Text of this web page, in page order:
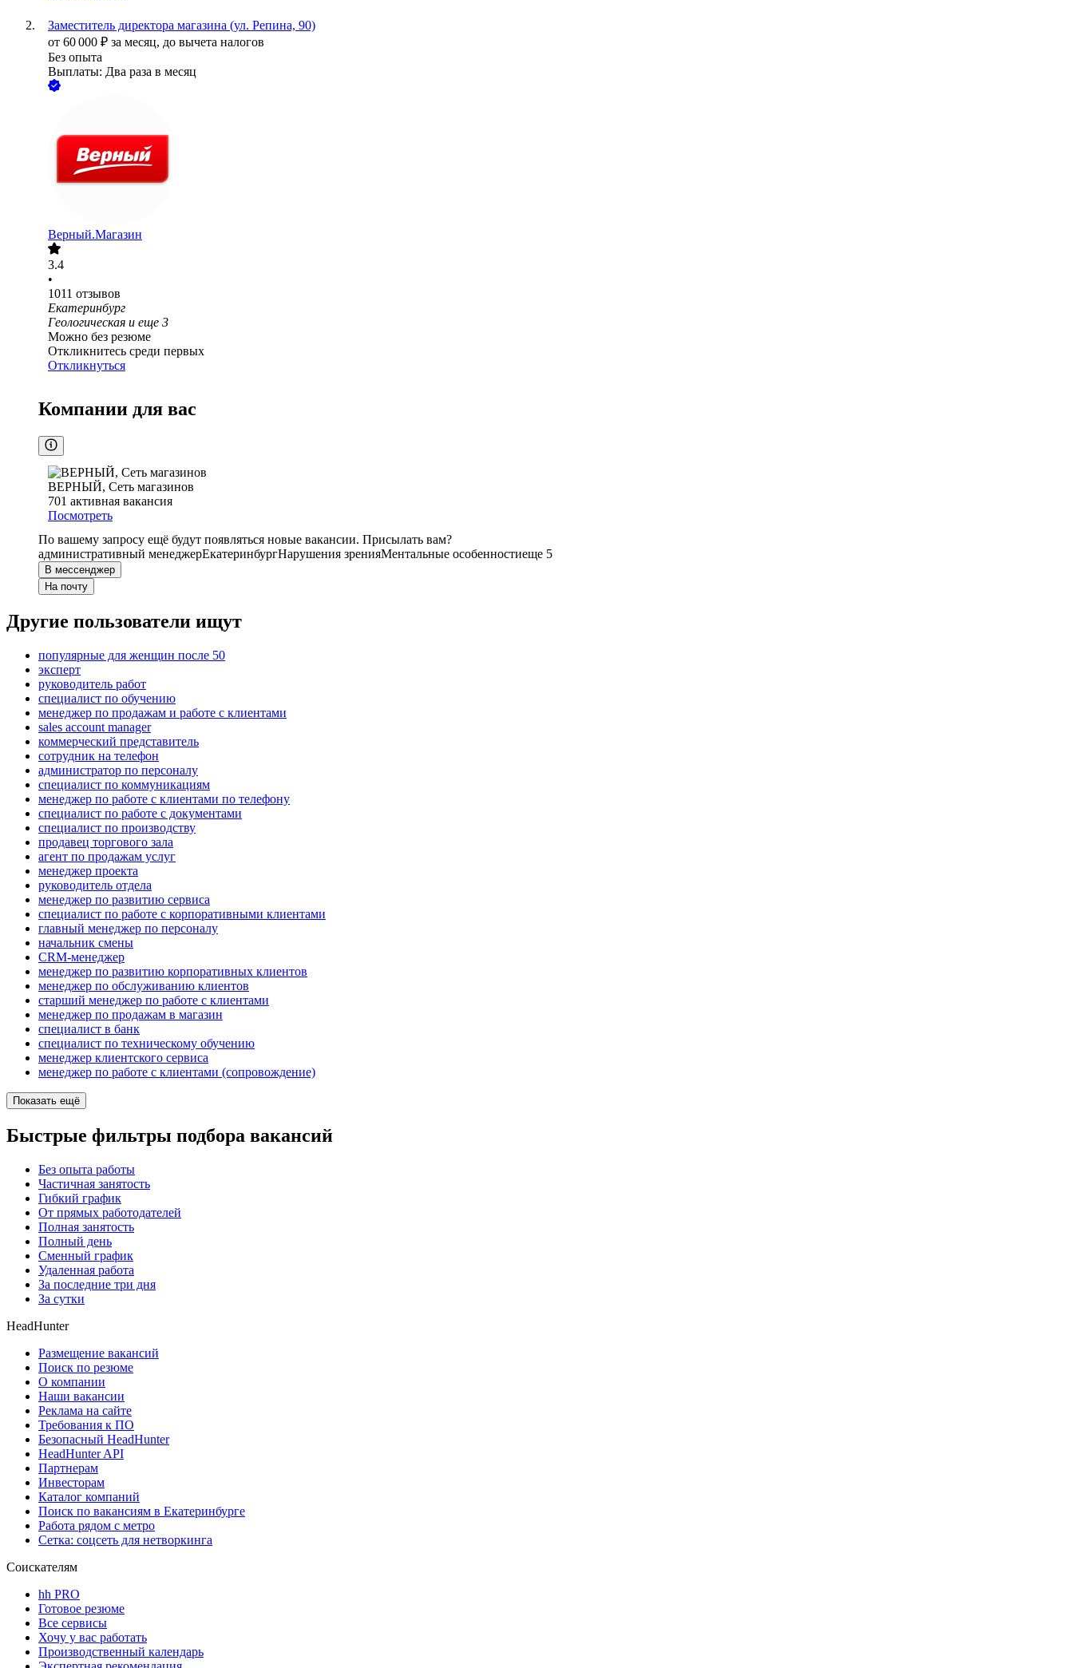
Заместитель директора магазина (ул. Репина, 90)
от 60 000 ₽ за месяц, до вычета налогов
Без опыта
Выплаты: Два раза в месяц
Верный.Магазин
3.4
•
1011 отзывов
Екатеринбург
Геологическая и еще 3
Можно без резюме
Откликнитесь среди первых
Откликнуться
Компании для вас
ВЕРНЫЙ, Сеть магазинов
701 активная вакансия
Посмотреть
По вашему запросу ещё будут появляться новые вакансии. Присылать вам?
административный менеджерЕкатеринбургНарушения зренияМентальные особенностиеще 5
В мессенджер
На почту
Другие пользователи ищут
популярные для женщин после 50
эксперт
руководитель работ
специалист по обучению
менеджер по продажам и работе с клиентами
sales account manager
коммерческий представитель
сотрудник на телефон
администратор по персоналу
специалист по коммуникациям
менеджер по работе с клиентами по телефону
специалист по работе с документами
специалист по производству
продавец торгового зала
агент по продажам услуг
менеджер проекта
руководитель отдела
менеджер по развитию сервиса
специалист по работе с корпоративными клиентами
главный менеджер по персоналу
начальник смены
CRM-менеджер
менеджер по развитию корпоративных клиентов
менеджер по обслуживанию клиентов
старший менеджер по работе с клиентами
менеджер по продажам в магазин
специалист в банк
специалист по техническому обучению
менеджер клиентского сервиса
менеджер по работе с клиентами (сопровождение)
Показать ещё
Быстрые фильтры подбора вакансий
Без опыта работы
Частичная занятость
Гибкий график
От прямых работодателей
Полная занятость
Полный день
Сменный график
Удаленная работа
За последние три дня
За сутки
HeadHunter
Размещение вакансий
Поиск по резюме
О компании
Наши вакансии
Реклама на сайте
Требования к ПО
Безопасный HeadHunter
HeadHunter API
Партнерам
Инвесторам
Каталог компаний
Поиск по вакансиям в Екатеринбурге
Работа рядом с метро
Сетка: соцсеть для нетворкинга
Соискателям
hh PRO
Готовое резюме
Все сервисы
Хочу у вас работать
Производственный календарь